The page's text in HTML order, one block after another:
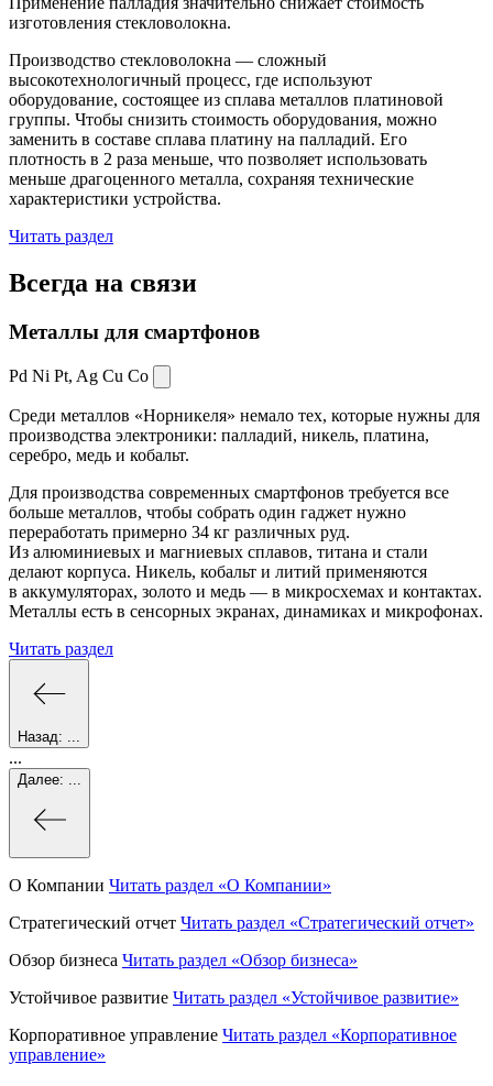
изготовления стекловолокна.
Производство стекловолокна — сложный
высокотехнологичный процесс, где используют
оборудование, состоящее из сплава металлов платиновой
группы. Чтобы снизить стоимость оборудования, можно
заменить в составе сплава платину на палладий. Его
плотность в 2 раза меньше, что позволяет использовать
меньше драгоценного металла, сохраняя технические
характеристики устройства.
Читать раздел
Всегда на связи
Металлы для смартфонов
Pd Ni Pt, Ag Cu Co
Среди металлов «Норникеля» немало тех, которые нужны для
производства электроники: палладий, никель, платина,
серебро, медь и кобальт.
Для производства современных смартфонов требуется все
больше металлов, чтобы собрать один гаджет нужно
переработать примерно 34 кг различных руд.
Из алюминиевых и магниевых сплавов, титана и стали
делают корпуса. Никель, кобальт и литий применяются
в аккумуляторах, золото и медь — в микросхемах и контактах.
Металлы есть в сенсорных экранах, динамиках и микрофонах.
Читать раздел
Назад:
...
Далее:
О Компании Читать раздел «О Компании»
Стратегический отчет Читать раздел «Стратегический отчет»
Обзор бизнеса Читать раздел «Обзор бизнеса»
Устойчивое развитие Читать раздел «Устойчивое развитие»
Корпоративное управление Читать раздел «Корпоративное
управление»